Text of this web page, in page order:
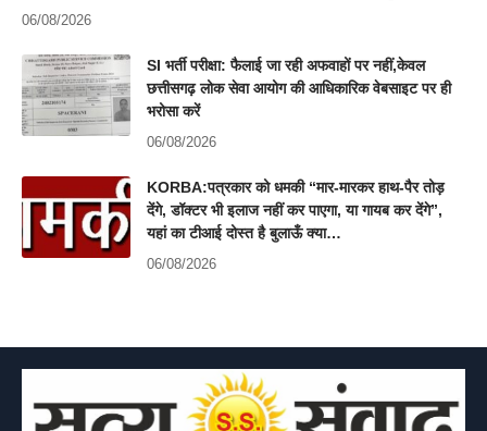
06/08/2026
SI भर्ती परीक्षा: फैलाई जा रही अफवाहों पर नहीं,केवल
छत्तीसगढ़ लोक सेवा आयोग की आधिकारिक वेबसाइट पर ही
भरोसा करें
06/08/2026
KORBA:पत्रकार को धमकी “मार-मारकर हाथ-पैर तोड़
देंगे, डॉक्टर भी इलाज नहीं कर पाएगा, या गायब कर देंगे”,
यहां का टीआई दोस्त है बुलाऊँ क्या…
06/08/2026